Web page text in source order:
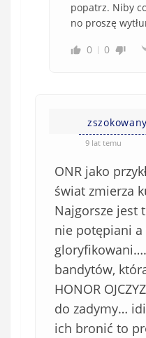
popatrz. Niby
no proszę
0
0
zszokowany
9 lat temu
ONR jako
świat zmierza
Najgorsze jest
nie potępiani a
bandytów,
HONOR
do zadymy…
ich bronić to